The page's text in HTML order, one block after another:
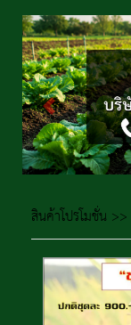
สินค้าโปรโมชั่น>>